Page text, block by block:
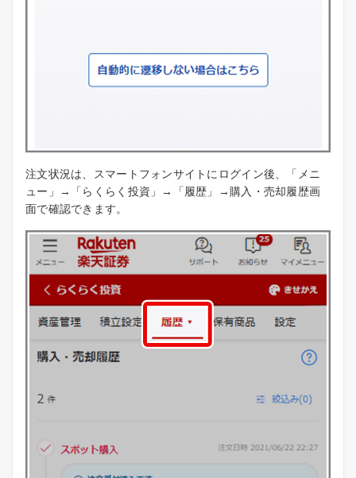
注文状況は、スマートフォンサイトにログイン後、「メニ
ュー」→「らくらく投資」→「履歴」→購入・売却履歴画
面で確認できます。